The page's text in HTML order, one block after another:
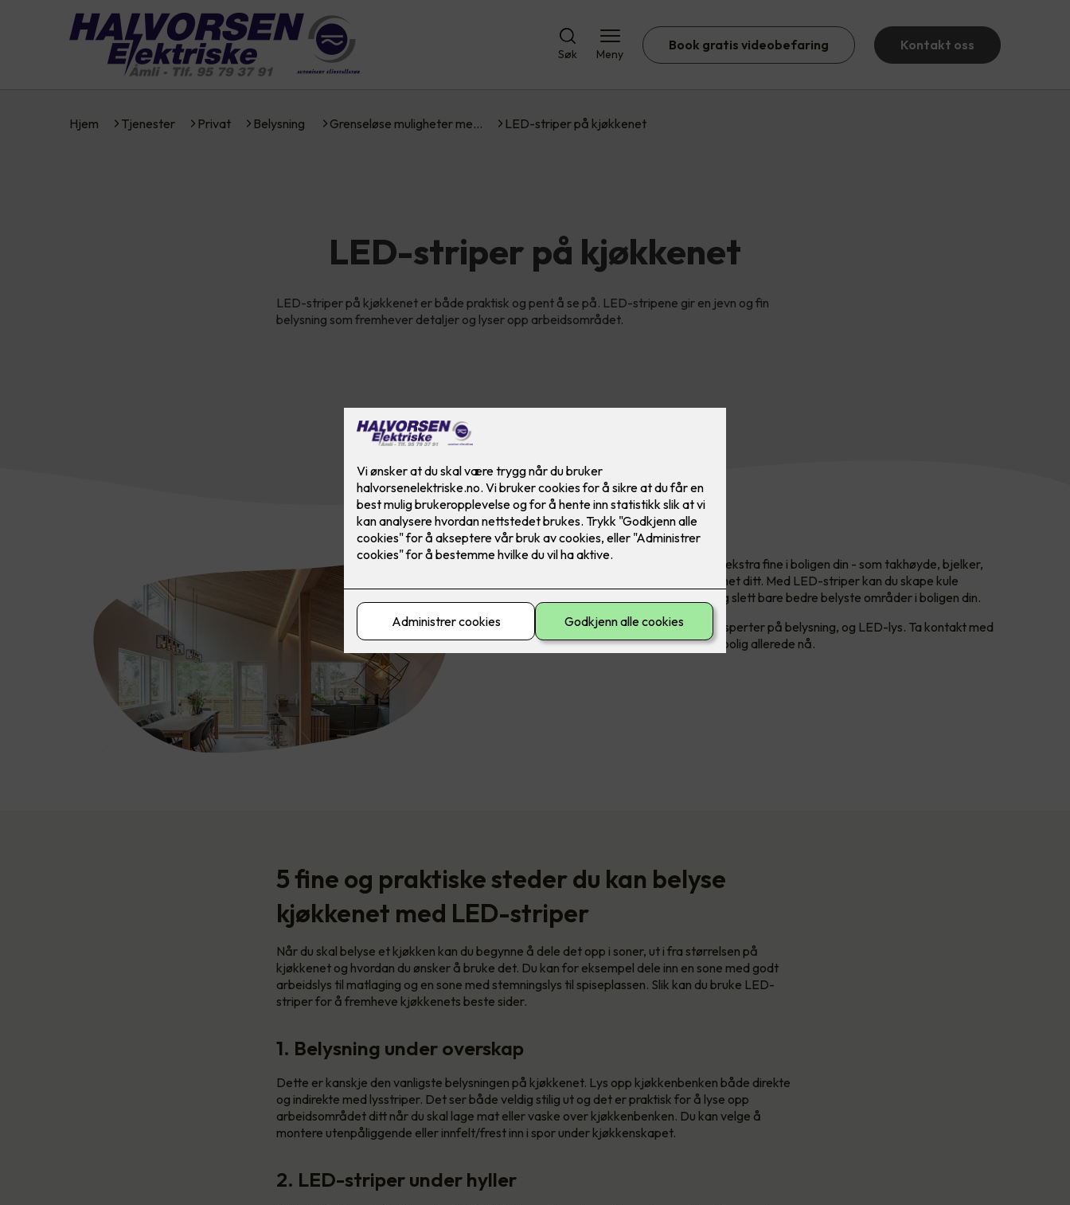
Søk Meny
Book gratis videobefaring Kontakt oss
Hjem Tjenester Privat Belysning Grenseløse muligheter me… LED-striper på kjøkkenet
LED-striper på kjøkkenet
LED-striper på kjøkkenet er både praktisk og pent å se på. LED-stripene gir en jevn og fin
belysning som fremhever detaljer og lyser opp arbeidsområdet.
LED-striper kan fremheve partier du synes er ekstra fine i boligen din - som takhøyde, bjelker,
arkitektur eller andre designelementer i hjemmet ditt. Med LED-striper kan du skape kule
effekter, unikt og enestående design og rett og slett bare bedre belyste områder i boligen din.
Trenger du råd? Våre dyktige elektrikere er eksperter på belysning, og LED-lys. Ta kontakt med
oss og start planleggingen av en bedre belyst bolig allerede nå.
5 fine og praktiske steder du kan belyse
kjøkkenet med LED-striper
Når du skal belyse et kjøkken kan du begynne å dele det opp i soner, ut i fra størrelsen på
kjøkkenet og hvordan du ønsker å bruke det. Du kan for eksempel dele inn en sone med godt
arbeidslys til matlaging og en sone med stemningslys til spiseplassen. Slik kan du bruke LED-
striper for å fremheve kjøkkenets beste sider.
1. Belysning under overskap
Dette er kanskje den vanligste belysningen på kjøkkenet. Lys opp kjøkkenbenken både direkte
og indirekte med lysstriper. Det ser både veldig stilig ut og det er praktisk for å lyse opp
arbeidsområdet ditt når du skal lage mat eller vaske over kjøkkenbenken. Du kan velge å
montere utenpåliggende eller innfelt/frest inn i spor under kjøkkenskapet.
2. LED-striper under hyller